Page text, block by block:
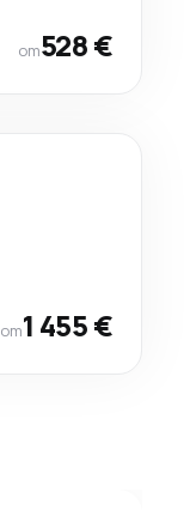
от528 €
от1 455 €